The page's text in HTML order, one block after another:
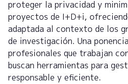
proteger la privacidad y
proyectos de I+D+i,
adaptada al contexto de los
de investigación. Una
profesionales que trabajan
buscan herramientas para
responsable y eficiente.